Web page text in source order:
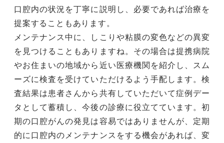
口腔内の状況を丁寧に説明し、必要であれば治療を
提案することもあります。
メンテナンス中に、しこりや粘膜の変色などの異変
を見つけることもありますね。その場合は提携病院
やお住まいの地域から近い医療機関を紹介し、スム
ーズに検査を受けていただけるよう手配します。検
査結果は患者さんから共有していただいて症例デー
タとして蓄積し、今後の診療に役立てています。初
期の口腔がんの発見は容易ではありませんが、定期
的に口腔内のメンテナンスをする機会があれば、変